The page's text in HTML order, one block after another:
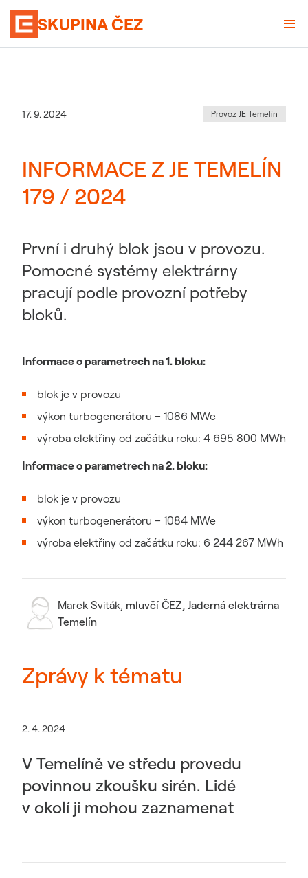
SKUPINA ČEZ
Datum zveřejnění
17. 9. 2024 Kategorie:
Provoz JE Temelín
INFORMACE Z JE TEMELÍN
179 / 2024
První i druhý blok jsou v provozu.
Pomocné systémy elektrárny
pracují podle provozní potřeby
bloků.
Informace o parametrech na 1. bloku:
blok je v provozu
výkon turbogenerátoru – 1086 MWe
výroba elektřiny od začátku roku: 4 695 800 MWh
Informace o parametrech na 2. bloku:
blok je v provozu
výkon turbogenerátoru – 1084 MWe
výroba elektřiny od začátku roku: 6 244 267 MWh
Marek Sviták, mluvčí ČEZ, Jaderná elektrárna
Temelín
Zprávy k tématu
2. 4. 2024
V Temelíně ve středu provedu
povinnou zkoušku sirén. Lidé
v okolí ji mohou zaznamenat